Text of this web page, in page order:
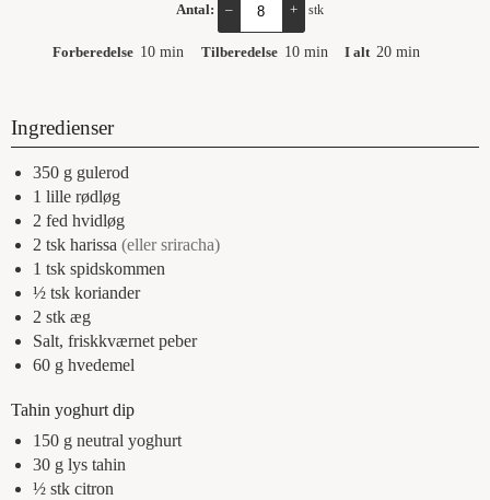
Antal: – + stk
Forberedelse 10 min Tilberedelse 10 min I alt 20 min
Ingredienser
350 g gulerod
1 lille rødløg
2 fed hvidløg
2 tsk harissa (eller sriracha)
1 tsk spidskommen
½ tsk koriander
2 stk æg
Salt, friskkværnet peber
60 g hvedemel
Tahin yoghurt dip
150 g neutral yoghurt
30 g lys tahin
½ stk citron